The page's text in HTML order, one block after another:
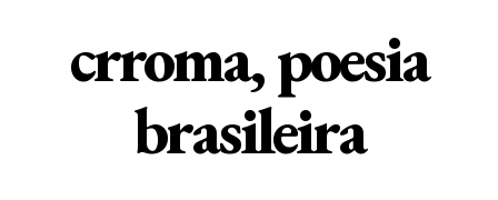
crroma, poesia
brasileira